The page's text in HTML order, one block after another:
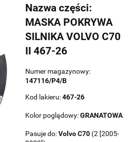
Nazwa części:
MASKA POKRYWA
SILNIKA VOLVO C70
II 467-26
Numer magazynowy:
147116/P4/B
Kod lakieru:467-26
Kolor poglądowy:GRANATOWA
Pasuje do:VolvoC70 (2 [2005-